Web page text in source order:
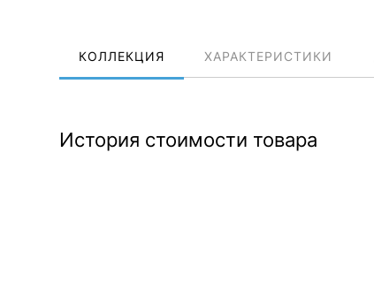
КОЛЛЕКЦИЯ ХАРАКТЕРИСТИКИ
История стоимости товара